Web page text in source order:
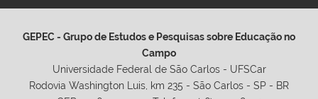
GEPEC - Grupo de Estudos e Pesquisas sobre Educação no
Campo
Universidade Federal de São Carlos - UFSCar
Rodovia Washington Luis, km 235 - São Carlos - SP - BR